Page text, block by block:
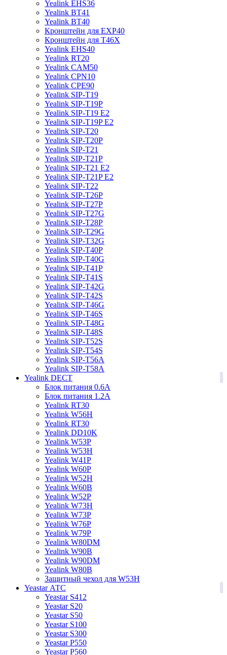
Yealink EHS36
Yealink BT41
Yealink BT40
Кронштейн для EXP40
Кронштейн для T46X
Yealink EHS40
Yealink RT20
Yealink CAM50
Yealink CPN10
Yealink CPE90
Yealink SIP-T19
Yealink SIP-T19P
Yealink SIP-T19 E2
Yealink SIP-T19P E2
Yealink SIP-T20
Yealink SIP-T20P
Yealink SIP-T21
Yealink SIP-T21P
Yealink SIP-T21 E2
Yealink SIP-T21P E2
Yealink SIP-T22
Yealink SIP-T26P
Yealink SIP-T27P
Yealink SIP-T27G
Yealink SIP-T28P
Yealink SIP-T29G
Yealink SIP-T32G
Yealink SIP-T40P
Yealink SIP-T40G
Yealink SIP-T41P
Yealink SIP-T41S
Yealink SIP-T42G
Yealink SIP-T42S
Yealink SIP-T46G
Yealink SIP-T46S
Yealink SIP-T48G
Yealink SIP-T48S
Yealink SIP-T52S
Yealink SIP-T54S
Yealink SIP-T56A
Yealink SIP-T58A
Yealink DECT
Блок питания 0.6A
Блок питания 1.2A
Yealink RT30
Yealink W56H
Yealink RT30
Yealink DD10K
Yealink W53P
Yealink W53H
Yealink W41P
Yealink W60P
Yealink W52H
Yealink W60B
Yealink W52P
Yealink W73H
Yealink W73P
Yealink W76P
Yealink W79P
Yealink W80DM
Yealink W90B
Yealink W90DM
Yealink W80B
Защитный чехол для W53H
Yeastar АТС
Yeastar S412
Yeastar S20
Yeastar S50
Yeastar S100
Yeastar S300
Yeastar P550
Yeastar P560